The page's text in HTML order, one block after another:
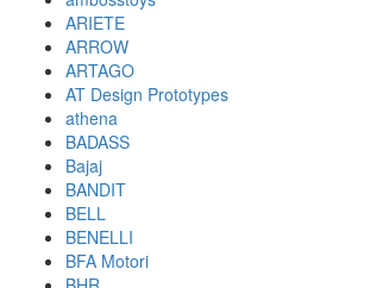
ARIETE
ARROW
ARTAGO
AT Design Prototypes
athena
BADASS
Bajaj
BANDIT
BELL
BENELLI
BFA Motori